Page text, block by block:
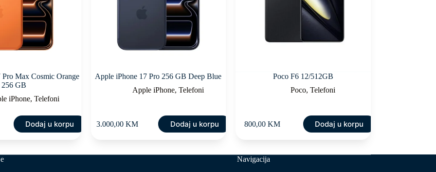
Max Cosmic Orange
256 GB
iPhone, Telefoni
Dodaj u korpu
Apple iPhone 17 Pro 256 GB Deep Blue
Apple iPhone, Telefoni
3.000,00KM Dodaj u korpu
Poco F6 12/512GB
Poco, Telefoni
800,00 KM Dodaj u korpu
Navigacija